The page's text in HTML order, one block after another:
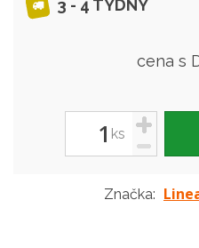
3 - 4 TÝDNY
cena s
ks
+
-
Značka: